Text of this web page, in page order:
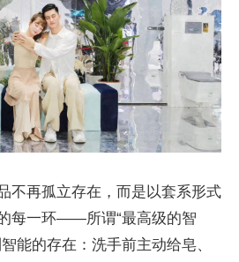
不再孤立存在，而是以套系形式
每一环——所谓“最高级的智
能的存在：洗手前主动给皂、